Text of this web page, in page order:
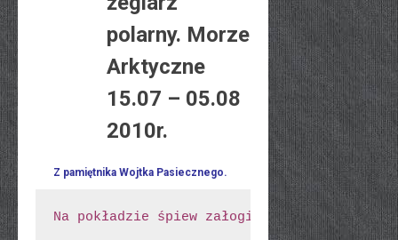
polarny. Morze
Arktyczne
15.07 – 05.08
2010r.
Z pamiętnika Wojtka Pasiecznego.
Na pokładzie śpiew załogi: